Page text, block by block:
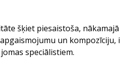
šķiet piesaistoša,
un kompozīciju,
speciālistiem.